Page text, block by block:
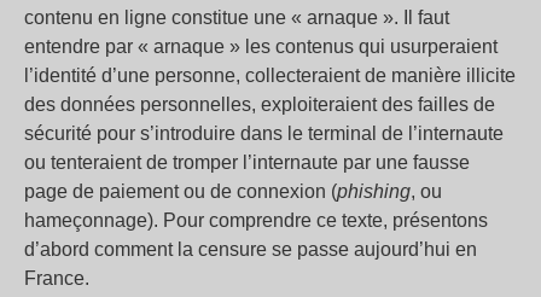
contenu en ligne constitue une « arnaque ». Il faut
entendre par « arnaque » les contenus qui usurperaient
l’identité d’une personne, collecteraient de manière illicite
des données personnelles, exploiteraient des failles de
sécurité pour s’introduire dans le terminal de l’internaute
ou tenteraient de tromper l’internaute par une fausse
page de paiement ou de connexion (phishing, ou
hameçonnage). Pour comprendre ce texte, présentons
d’abord comment la censure se passe aujourd’hui en
France.